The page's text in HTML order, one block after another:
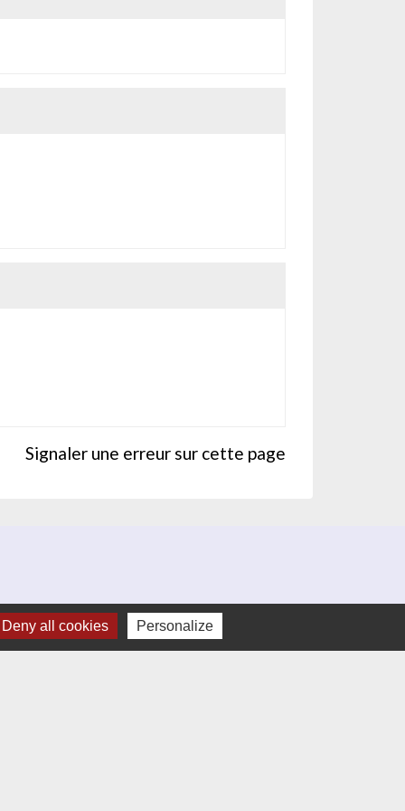
Signaler une erreur sur cette page
Deny all cookies Personalize